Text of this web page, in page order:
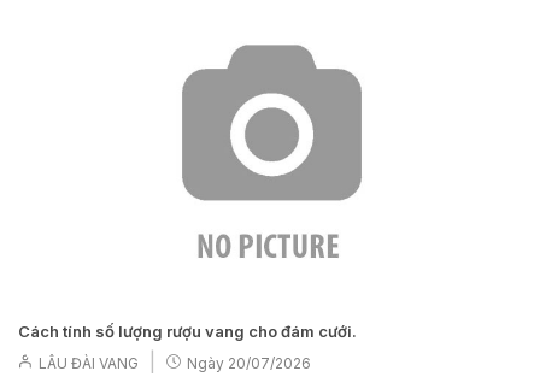
Cách tính số lượng rượu vang cho đám cưới.
LÂU ĐÀI VANG Ngày 20/07/2026